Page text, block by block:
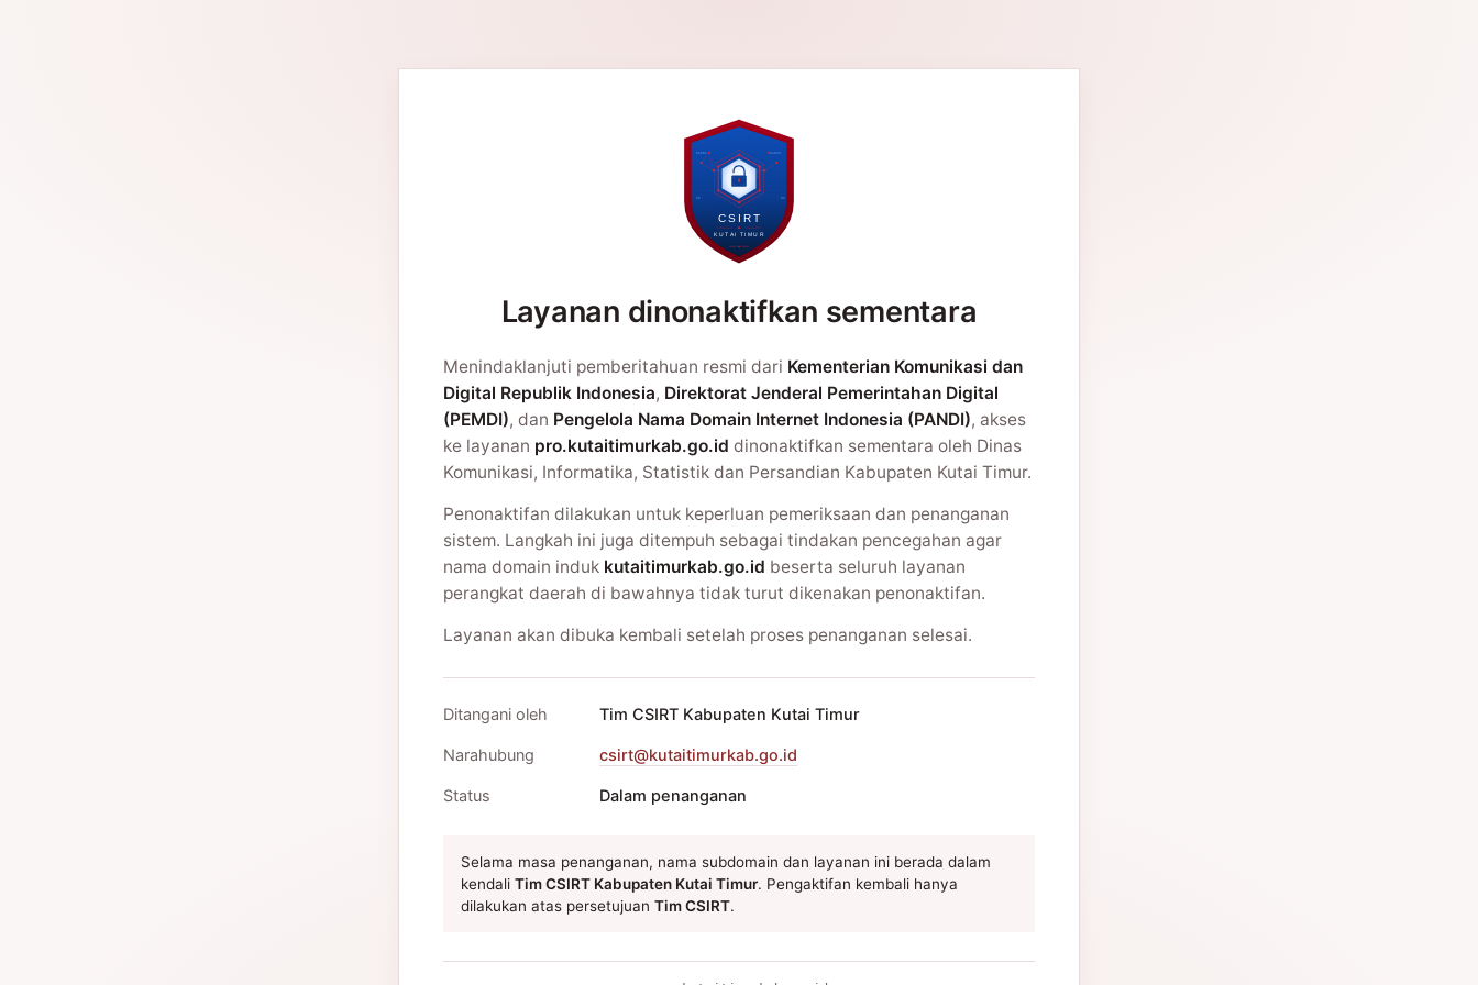
Layanan dinonaktifkan sementara
Menindaklanjuti pemberitahuan resmi dari Kementerian Komunikasi dan
Digital Republik Indonesia, Direktorat Jenderal Pemerintahan Digital
(PEMDI), dan Pengelola Nama Domain Internet Indonesia (PANDI), akses
ke layanan pro.kutaitimurkab.go.id dinonaktifkan sementara oleh Dinas
Komunikasi, Informatika, Statistik dan Persandian Kabupaten Kutai Timur.
Penonaktifan dilakukan untuk keperluan pemeriksaan dan penanganan
sistem. Langkah ini juga ditempuh sebagai tindakan pencegahan agar
nama domain induk kutaitimurkab.go.id beserta seluruh layanan
perangkat daerah di bawahnya tidak turut dikenakan penonaktifan.
Layanan akan dibuka kembali setelah proses penanganan selesai.
Ditangani oleh Tim CSIRT Kabupaten Kutai Timur
Narahubung csirt@kutaitimurkab.go.id
Status Dalam penanganan
Selama masa penanganan, nama subdomain dan layanan ini berada dalam
kendali Tim CSIRT Kabupaten Kutai Timur. Pengaktifan kembali hanya
dilakukan atas persetujuan Tim CSIRT.